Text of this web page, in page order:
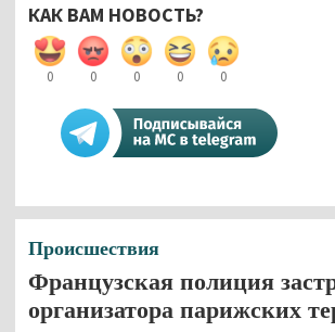
КАК ВАМ НОВОСТЬ?
0 0 0 0 0
Происшествия
Французская полиция
организатора парижских